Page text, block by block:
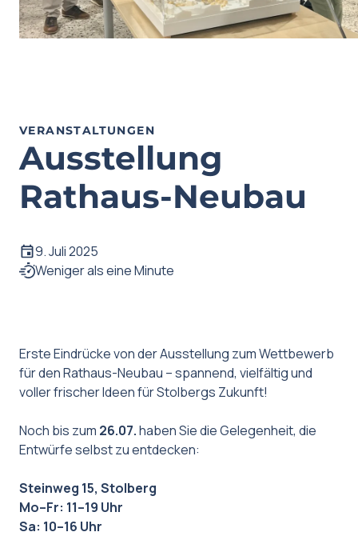
VERANSTALTUNGEN
Ausstellung
Rathaus-Neubau
9. Juli 2025
Weniger als eine Minute
Erste Eindrücke von der Ausstellung zum Wettbewerb
für den Rathaus-Neubau – spannend, vielfältig und
voller frischer Ideen für Stolbergs Zukunft!
Noch bis zum 26.07.haben Sie die Gelegenheit, die
Entwürfe selbst zu entdecken:
Steinweg 15, Stolberg
Mo–Fr: 11–19 Uhr
Sa: 10–16 Uhr